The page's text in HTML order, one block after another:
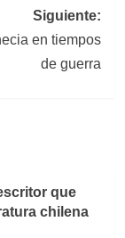
Siguiente:
en tiempos
de guerra
que
chilena